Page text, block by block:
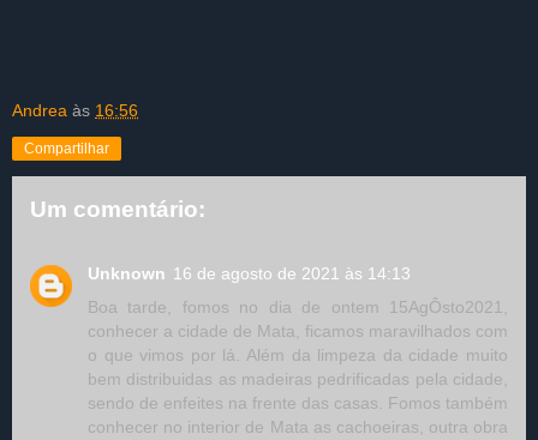
Andrea às 16:56
Compartilhar
Um comentário:
Unknown 16 de agosto de 2021 às 14:13
Boa tarde, fomos no dia de ontem 15AgÔsto2021,
conhecer a cidade de Mata, ficamos maravilhados com
o que vimos por lá. Além da limpeza da cidade muito
bem distribuidas as madeiras pedrificadas pela cidade,
sendo de enfeites na frente das casas. Fomos também
conhecer no interior de Mata as cachoeiras, outra obra